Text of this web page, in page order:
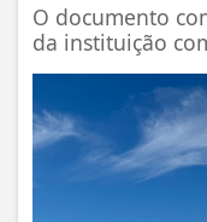
O documento
da instituição